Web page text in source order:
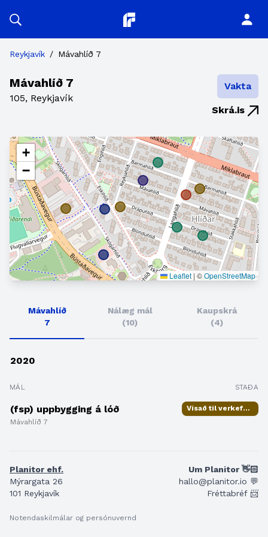
Planitor
Reykjavík / Mávahlíð 7
Mávahlíð 7
105, Reykjavík
Skrá.is
Vakta
+
−
Leaflet |©OpenStreetMap
Mávahlíð
7
Nálæg mál
(10)
Kaupskrá
(4)
2020
MÁL STAÐA
(fsp) uppbygging á lóð
Mávahlíð 7
Vísað til verkefnisstjóra
Planitor ehf.
Mýrargata 26
101 Reykjavík
Notendaskilmálar og persónuvernd
Um Planitor 👋🏻
hallo@planitor.io 💬
Fréttabréf 📨